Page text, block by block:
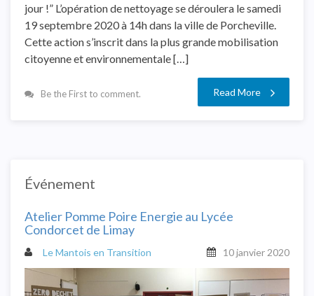
jour !” L’opération de nettoyage se déroulera le samedi
19 septembre 2020 à 14h dans la ville de Porcheville.
Cette action s’inscrit dans la plus grande mobilisation
citoyenne et environnementale […]
Be the First to comment. Read More
Événement
Atelier Pomme Poire Energie au Lycée
Condorcet de Limay
Le Mantois en Transition 10 janvier 2020